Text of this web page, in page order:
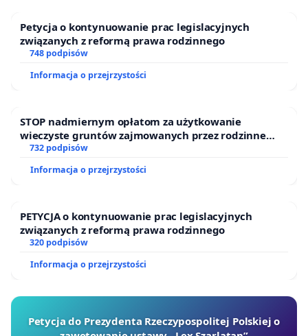
Petycja o kontynuowanie prac legislacyjnych
związanych z reformą prawa rodzinnego
748 podpisów
Informacja o przejrzystości
STOP nadmiernym opłatom za użytkowanie
wieczyste gruntów zajmowanych przez rodzinne
ogrody działkowe.
732 podpisów
Informacja o przejrzystości
PETYCJA o kontynuowanie prac legislacyjnych
związanych z reformą prawa rodzinnego
320 podpisów
Informacja o przejrzystości
Petycja do Prezydenta Rzeczypospolitej Polskiej o